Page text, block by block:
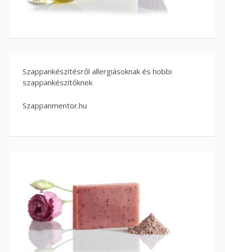
Szappankészítésről allergiásoknak és hobbi
szappankészítőknek
Szappanmentor.hu